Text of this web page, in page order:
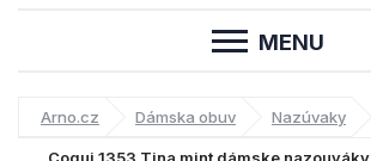
MENU
Arno.cz Dámska obuv Nazúvaky